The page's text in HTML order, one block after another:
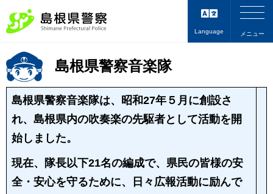
Language メニュー
島根県警察音楽隊
音楽隊の紹介
島根県警察音楽隊は、昭和27年５月に創設さ
れ、島根県内の吹奏楽の先駆者として活動を開
始しました。
現在、隊長以下21名の編成で、県民の皆様の安
全・安心を守るために、日々広報活動に励んで